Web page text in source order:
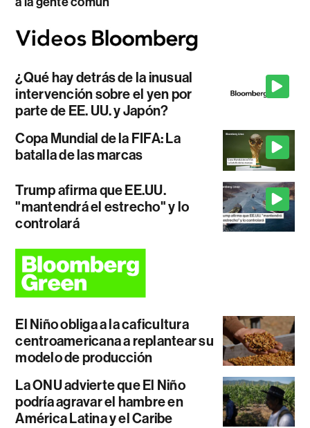
¿Qué hay detrás de la inusual
intervención sobre el yen por
parte de EE. UU. y Japón?
Copa Mundial de la FIFA: La
batalla de las marcas
Trump afirma que EE.UU.
"mantendrá el estrecho" y lo
controlará
El Niño obliga a la caficultura
centroamericana a replantear su
modelo de producción
La ONU advierte que El Niño
podría agravar el hambre en
América Latina y el Caribe